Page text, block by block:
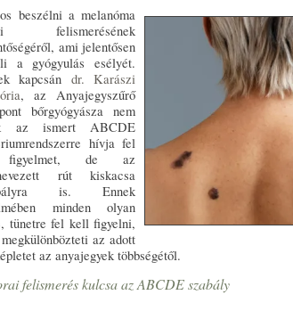
beszélni a melanóma
felismerésének
ami jelentősen
a gyógyulás esélyét.
kapcsándr. Karászi
, az Anyajegyszűrő
bőrgyógyásza nem
az ismert ABCDE
hívja fel
de az
rút kiskacsa
is. Ennek
minden olyan
tünetre fel kell figyelni,
az adott
az anyajegyek többségétől.
felismerés kulcsa az ABCDE szabály